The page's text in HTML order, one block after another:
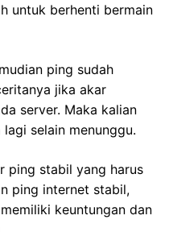
untuk berhenti bermain
ping sudah
jika akar
server. Maka kalian
selain menunggu.
ping stabil yang harus
ping internet stabil,
keuntungan dan